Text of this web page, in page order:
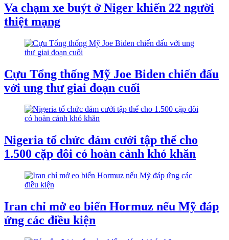
Va chạm xe buýt ở Niger khiến 22 người
thiệt mạng
Cựu Tổng thống Mỹ Joe Biden chiến đấu
với ung thư giai đoạn cuối
Nigeria tổ chức đám cưới tập thể cho
1.500 cặp đôi có hoàn cảnh khó khăn
Iran chỉ mở eo biển Hormuz nếu Mỹ đáp
ứng các điều kiện